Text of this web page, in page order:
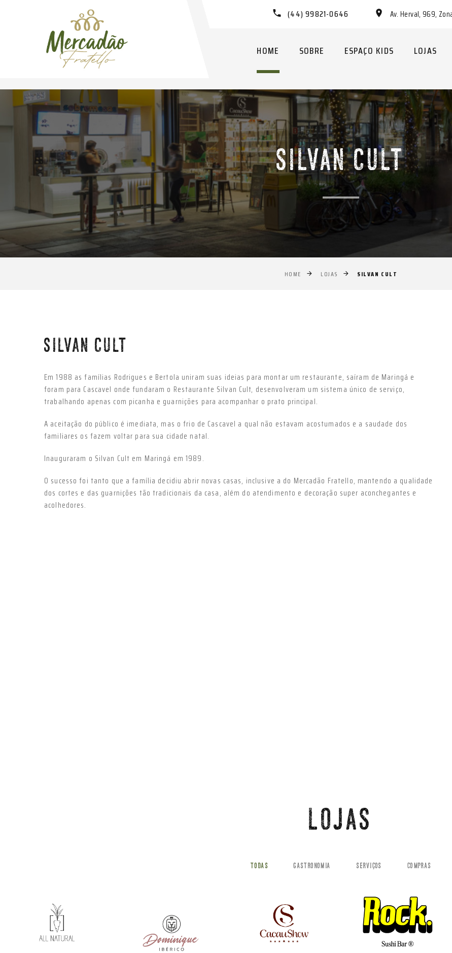
(44) 99821-0646 Av. Herval, 969,
HOME SOBRE ESPAÇO KIDS LOJAS
SILVAN CULT
HOME LOJAS SILVAN CULT
Anterior
SILVAN CULT
Em 1988 as famílias Rodrigues e Bertola uniram suas ideias para montar um restaurante, saíram de Maringá e
foram para Cascavel onde fundaram o Restaurante Silvan Cult, desenvolveram um sistema único de serviço,
trabalhando apenas com picanha e guarnições para acompanhar o prato principal.
A aceitação do público é imediata, mas o frio de Cascavel a qual não estavam acostumados e a saudade dos
familiares os fazem voltar para sua cidade natal.
Inauguraram o Silvan Cult em Maringá em 1989.
O sucesso foi tanto que a família decidiu abrir novas casas, inclusive a do Mercadão Fratello, mantendo a qualidade
dos cortes e das guarnições tão tradicionais da casa, além do atendimento e decoração super aconchegantes e
acolhedores.
LOJAS
TODAS GASTRONOMIA SERVIÇOS COMPRAS
VEJA MAIS
VEJA MAIS VEJA MAIS VEJA MAIS